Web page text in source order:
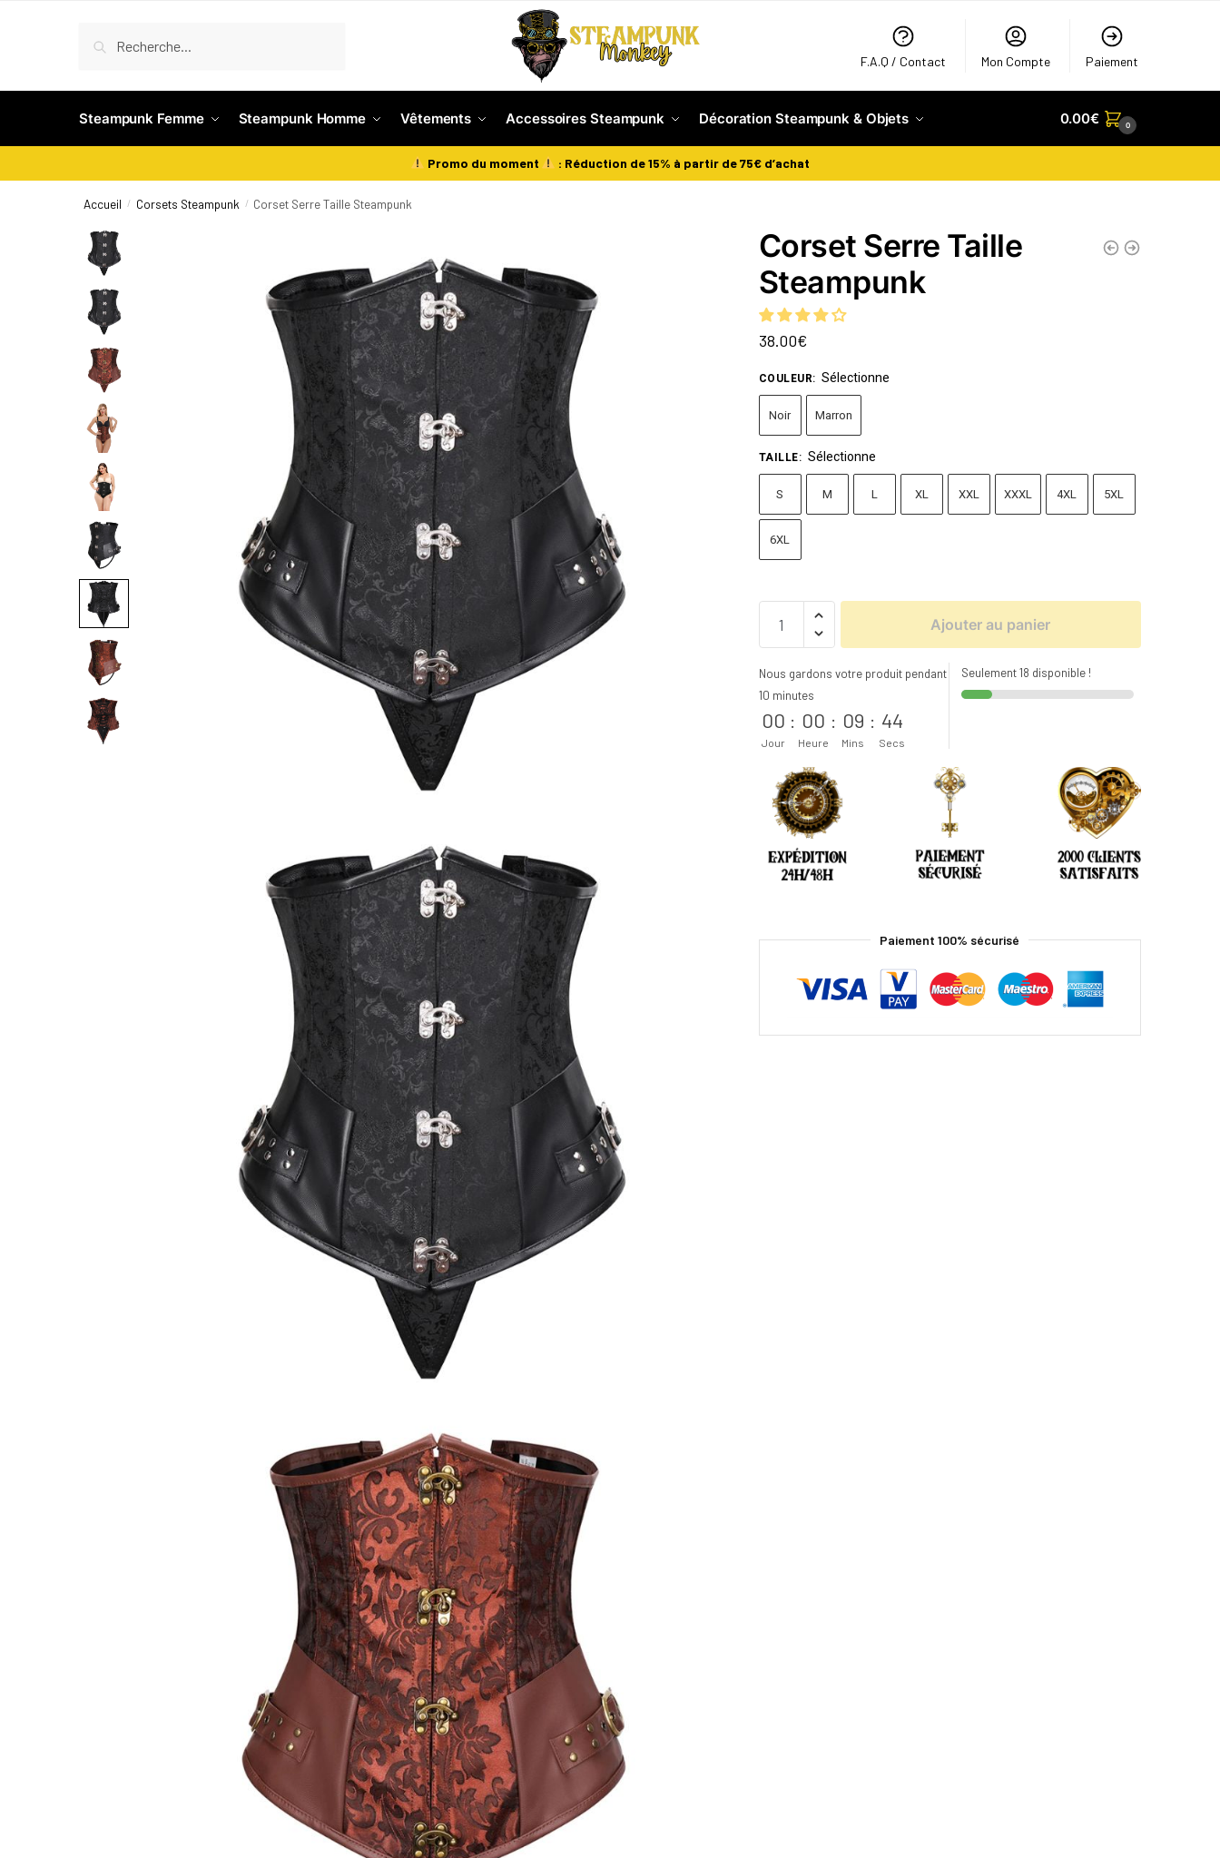
F.A.Q / Contact Mon Compte Paiement
Steampunk Femme Steampunk Homme Vêtements Accessoires Steampunk Décoration Steampunk & Objets 0.00€ 0
Promo du moment : Réduction de 15% à partir de 75€ d’achat
Accueil / Corsets Steampunk / Corset Serre Taille Steampunk
Corset Serre Taille
Steampunk
38.00€
COULEUR: Sélectionne
Noir Marron
TAILLE: Sélectionne
S M L XL XXL XXXL 4XL 5XL
6XL
Ajouter au panier
Nous gardons votre produit pendant
10 minutes
00
Jour
: 00
Heure
: 09
Mins
: 43
Secs
Seulement 18 disponible !
Paiement 100% sécurisé